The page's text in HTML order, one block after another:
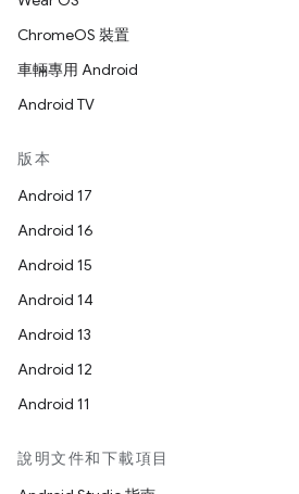
ChromeOS 裝置
車輛專用 Android
Android TV
版本
Android 17
Android 16
Android 15
Android 14
Android 13
Android 12
Android 11
說明文件和下載項目